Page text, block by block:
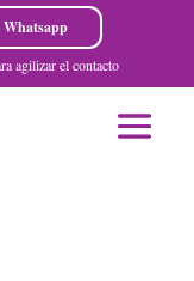
Whatsapp
agilizar el contacto